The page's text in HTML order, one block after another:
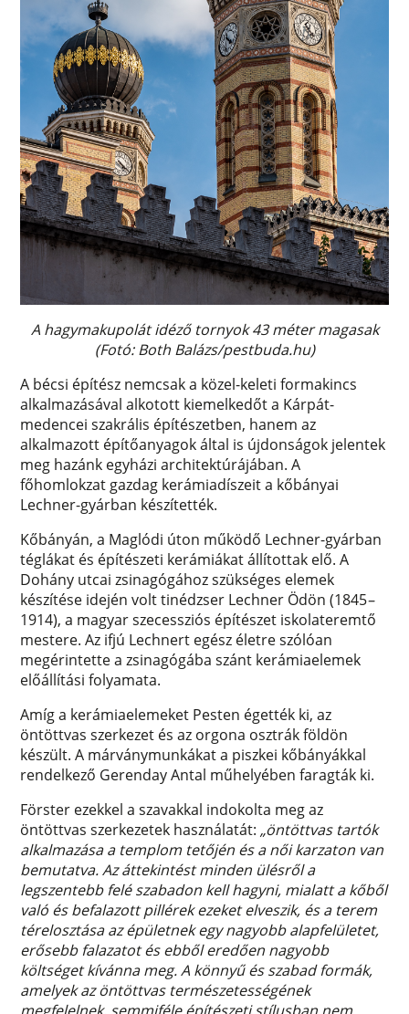
A hagymakupolát idéző tornyok 43 méter magasak
(Fotó: Both Balázs/pestbuda.hu)
A bécsi építész nemcsak a közel-keleti formakincs
alkalmazásával alkotott kiemelkedőt a Kárpát-
medencei szakrális építészetben, hanem az
alkalmazott építőanyagok által is újdonságok jelentek
meg hazánk egyházi architektúrájában. A
főhomlokzat gazdag kerámiadíszeit a kőbányai
Lechner-gyárban készítették.
Kőbányán, a Maglódi úton működő Lechner-gyárban
téglákat és építészeti kerámiákat állítottak elő. A
Dohány utcai zsinagógához szükséges elemek
készítése idején volt tinédzser Lechner Ödön (1845–
1914), a magyar szecessziós építészet iskolateremtő
mestere. Az ifjú Lechnert egész életre szólóan
megérintette a zsinagógába szánt kerámiaelemek
előállítási folyamata.
Amíg a kerámiaelemeket Pesten égették ki, az
öntöttvas szerkezet és az orgona osztrák földön
készült. A márványmunkákat a piszkei kőbányákkal
rendelkező Gerenday Antal műhelyében faragták ki.
Förster ezekkel a szavakkal indokolta meg az
öntöttvas szerkezetek használatát: „öntöttvas tartók
alkalmazása a templom tetőjén és a női karzaton van
bemutatva. Az áttekintést minden ülésről a
legszentebb felé szabadon kell hagyni, mialatt a kőből
való és befalazott pillérek ezeket elveszik, és a terem
térelosztása az épületnek egy nagyobb alapfelületet,
erősebb falazatot és ebből eredően nagyobb
költséget kívánna meg. A könnyű és szabad formák,
amelyek az öntöttvas természetességének